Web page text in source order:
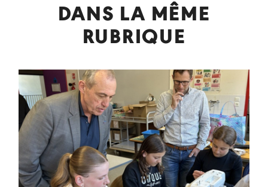
DANS LA MÊME
RUBRIQUE